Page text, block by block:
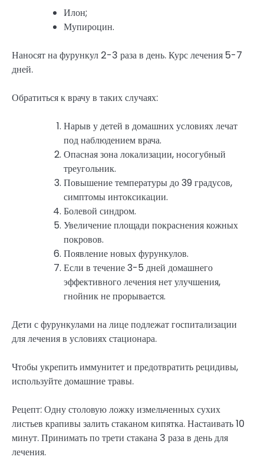
Илон;
Мупироцин.
Наносят на фурункул 2-3 раза в день. Курс лечения 5-7
дней.
Обратиться к врачу в таких случаях:
Нарыв у детей в домашних условиях лечат
под наблюдением врача.
Опасная зона локализации, носогубный
треугольник.
Повышение температуры до 39 градусов,
симптомы интоксикации.
Болевой синдром.
Увеличение площади покраснения кожных
покровов.
Появление новых фурункулов.
Если в течение 3-5 дней домашнего
эффективного лечения нет улучшения,
гнойник не прорывается.
Дети с фурункулами на лице подлежат госпитализации
для лечения в условиях стационара.
Чтобы укрепить иммунитет и предотвратить рецидивы,
используйте домашние травы.
Рецепт: Одну столовую ложку измельченных сухих
листьев крапивы залить стаканом кипятка. Настаивать 10
минут. Принимать по трети стакана 3 раза в день для
лечения.